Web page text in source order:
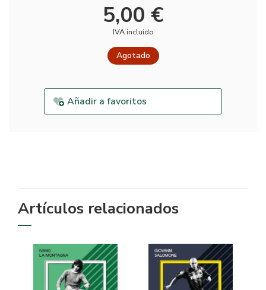
5,00 €
IVA incluido
Agotado
Añadir a favoritos
Artículos relacionados